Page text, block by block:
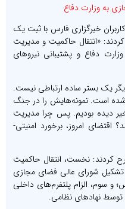
خبرگزاری فارس با ثبت یک
«انتقال حاکمیت و مدیریت
دفاع و پشتیبانی نیروهای
یک بستر ساده ارتباطی نیست.
است. نمونه‌هایش را در جنگ
دیده بودیم. پس چرا مدیریت
اقتضای امروز، برخورد امنیتی-
کردند: نخست، انتقال حاکمیت
تشکیل شورای عالی فضای مجازی
و سوم، الزام پلتفرم‌های داخلی
توسط نهادهای نظامی.